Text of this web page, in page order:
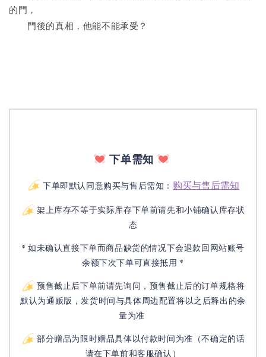
的門，
門後的真相，他能不能承受？
下单需知
下单即默认同意购买与售后需知： 购买与售后需知
架上库存不等于实际库存下单前请先和小铺确认库存状
态
* 如未确认直接下单而商品缺货的情况下会退款回网站账号
余额下次下单可直接抵用 *
预售截止后下单前请先询问，预售截止后的订单规格将
默认为通贩版，发货时间与具体周边配置将以之后释出的余
量为准
部分赠品为限时赠品具体以付款时间为准（不确定的话
请在下单前和客服确认）